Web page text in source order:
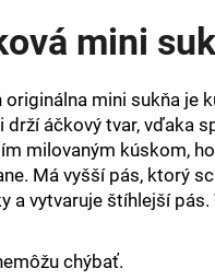
mini
originálna mini sukňa je
drží áčkový tvar, vďaka
milovaným kúskom,
Má vyšší pás, ktorý
a vytvaruje štíhlejší
chýbať.